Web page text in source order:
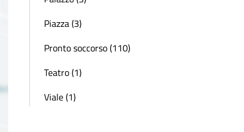
Piazza (3)
Pronto soccorso (110)
Teatro (1)
Viale (1)